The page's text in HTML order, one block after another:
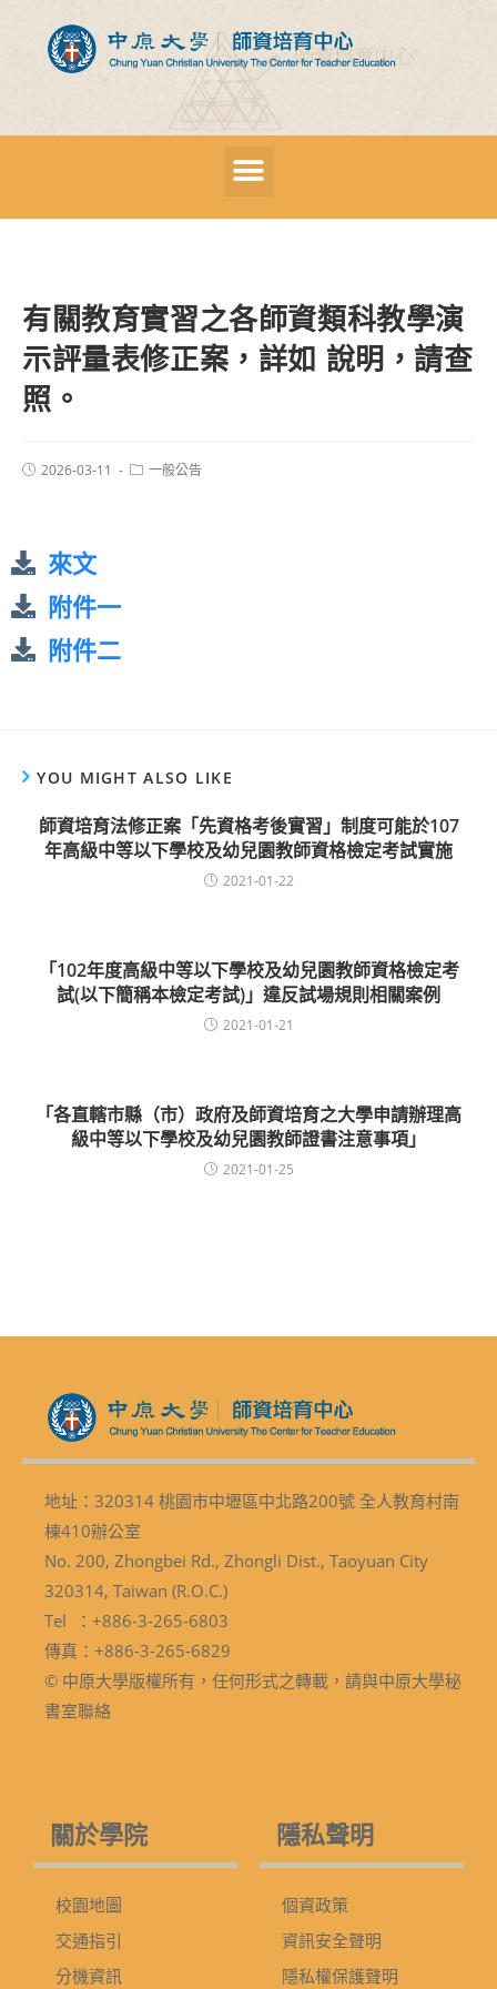
有關教育實習之各師資類科教學演
示評量表修正案，詳如 說明，請查
照。
2026-03-11 一般公告
來文
附件一
附件二
YOU MIGHT ALSO LIKE
師資培育法修正案「先資格考後實習」制度可能於107
年高級中等以下學校及幼兒園教師資格檢定考試實施
2021-01-22
「102年度高級中等以下學校及幼兒園教師資格檢定考
試(以下簡稱本檢定考試)」違反試場規則相關案例
2021-01-21
「各直轄市縣（市）政府及師資培育之大學申請辦理高
級中等以下學校及幼兒園教師證書注意事項」
2021-01-25
地址：320314 桃園市中壢區中北路200號 全人教育村南
棟410辦公室
No. 200, Zhongbei Rd., Zhongli Dist., Taoyuan City
320314, Taiwan (R.O.C.)
Tel ：+886-3-265-6803
傳真：+886-3-265-6829
© 中原大學版權所有，任何形式之轉載，請與中原大學秘
書室聯絡
關於學院
校園地圖
交通指引
分機資訊
隱私聲明
個資政策
資訊安全聲明
隱私權保護聲明